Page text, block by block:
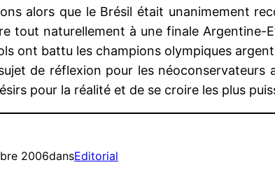
alors que le Brésil était unanimement
tout naturellement à une finale Argentine-
ont battu les champions olympiques
de réflexion pour les néoconservateurs
pour la réalité et de se croire les plus
2006dansEditorial